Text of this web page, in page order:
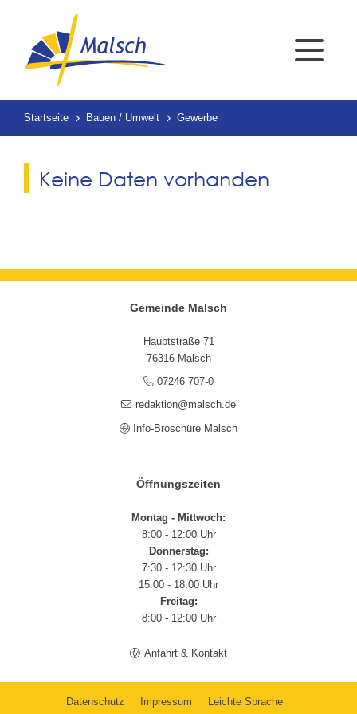
Startseite Bauen / Umwelt Gewerbe
Keine Daten vorhanden
Gemeinde Malsch
Hauptstraße 71
76316 Malsch
07246 707-0
redaktion@malsch.de
Info-Broschüre Malsch
Öffnungszeiten
Montag - Mittwoch:
8:00 - 12:00 Uhr
Donnerstag:
7:30 - 12:30 Uhr
15:00 - 18:00 Uhr
Freitag:
8:00 - 12:00 Uhr
Anfahrt & Kontakt
Datenschutz Impressum Leichte Sprache